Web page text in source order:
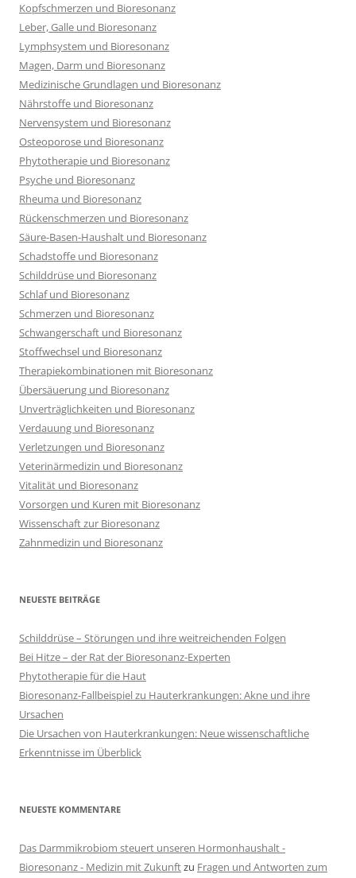
Kopfschmerzen und Bioresonanz
Leber, Galle und Bioresonanz
Lymphsystem und Bioresonanz
Magen, Darm und Bioresonanz
Medizinische Grundlagen und Bioresonanz
Nährstoffe und Bioresonanz
Nervensystem und Bioresonanz
Osteoporose und Bioresonanz
Phytotherapie und Bioresonanz
Psyche und Bioresonanz
Rheuma und Bioresonanz
Rückenschmerzen und Bioresonanz
Säure-Basen-Haushalt und Bioresonanz
Schadstoffe und Bioresonanz
Schilddrüse und Bioresonanz
Schlaf und Bioresonanz
Schmerzen und Bioresonanz
Schwangerschaft und Bioresonanz
Stoffwechsel und Bioresonanz
Therapiekombinationen mit Bioresonanz
Übersäuerung und Bioresonanz
Unverträglichkeiten und Bioresonanz
Verdauung und Bioresonanz
Verletzungen und Bioresonanz
Veterinärmedizin und Bioresonanz
Vitalität und Bioresonanz
Vorsorgen und Kuren mit Bioresonanz
Wissenschaft zur Bioresonanz
Zahnmedizin und Bioresonanz
NEUESTE BEITRÄGE
Schilddrüse – Störungen und ihre weitreichenden Folgen
Bei Hitze – der Rat der Bioresonanz-Experten
Phytotherapie für die Haut
Bioresonanz-Fallbeispiel zu Hauterkrankungen: Akne und ihre
Ursachen
Die Ursachen von Hauterkrankungen: Neue wissenschaftliche
Erkenntnisse im Überblick
NEUESTE KOMMENTARE
Das Darmmikrobiom steuert unseren Hormonhaushalt -
Bioresonanz - Medizin mit Zukunftzu Fragen und Antworten zum